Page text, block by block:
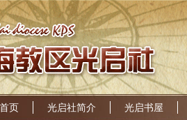
首页 光启社简介 光启书屋